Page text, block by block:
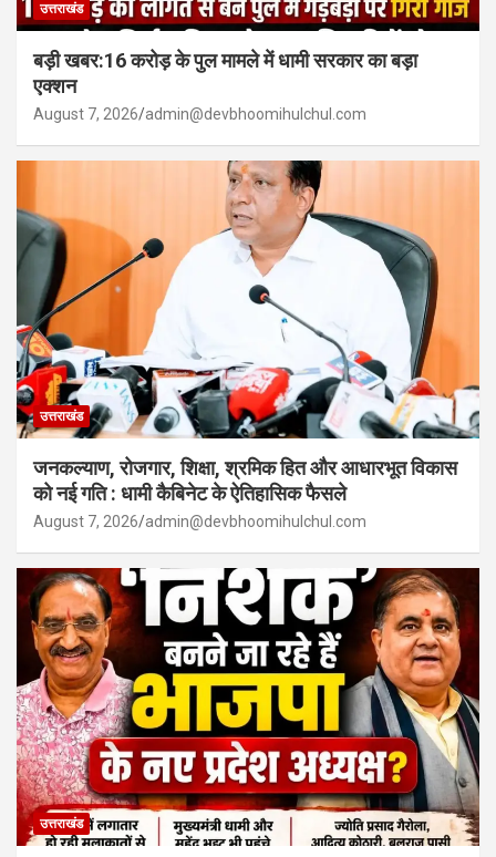
उत्तराखंड
बड़ी खबर:16 करोड़ के पुल मामले में धामी सरकार का बड़ा
एक्शन
August 7, 2026 admin@devbhoomihulchul.com
उत्तराखंड
जनकल्याण, रोजगार, शिक्षा, श्रमिक हित और आधारभूत विकास
को नई गति : धामी कैबिनेट के ऐतिहासिक फैसले
August 7, 2026 admin@devbhoomihulchul.com
उत्तराखंड